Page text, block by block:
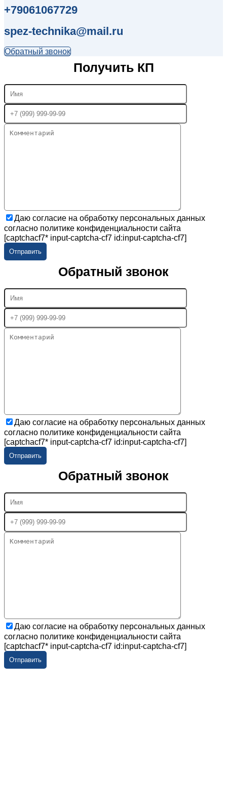
+79061067729
spez-technika@mail.ru
Обратный звонок
Получить КП
Даю согласие на обработку персональных данных
согласно политике конфиденциальности сайта
[captchacf7* input-captcha-cf7 id:input-captcha-cf7]
Обратный звонок
Даю согласие на обработку персональных данных
согласно политике конфиденциальности сайта
[captchacf7* input-captcha-cf7 id:input-captcha-cf7]
Обратный звонок
Даю согласие на обработку персональных данных
согласно политике конфиденциальности сайта
[captchacf7* input-captcha-cf7 id:input-captcha-cf7]